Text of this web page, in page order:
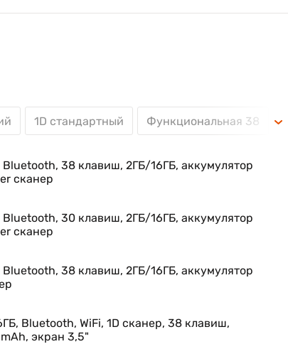
1D стандартный Функциональная 38
Bluetooth, 38 клавиш, 2ГБ/16ГБ, аккумулятор
сканер
Bluetooth, 30 клавиш, 2ГБ/16ГБ, аккумулятор
сканер
Bluetooth, 38 клавиш, 2ГБ/16ГБ, аккумулятор
Bluetooth, WiFi, 1D сканер, 38 клавиш,
экран 3,5"